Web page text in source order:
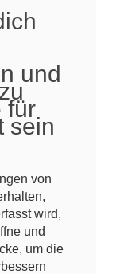
und
für
sein
von
wird,
und
um die